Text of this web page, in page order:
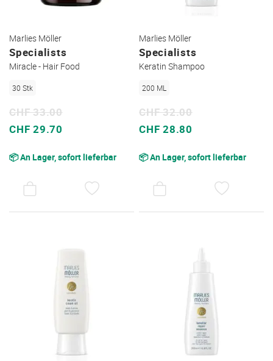
Marlies Möller
Specialists
Miracle - Hair Food
30 Stk
Sonderpreis
CHF 29.70
CHF 33.00
📦 An Lager, sofort lieferbar
Marlies Möller
Specialists
Keratin Shampoo
200 ML
Sonderpreis
CHF 28.80
CHF 32.00
📦 An Lager, sofort lieferbar